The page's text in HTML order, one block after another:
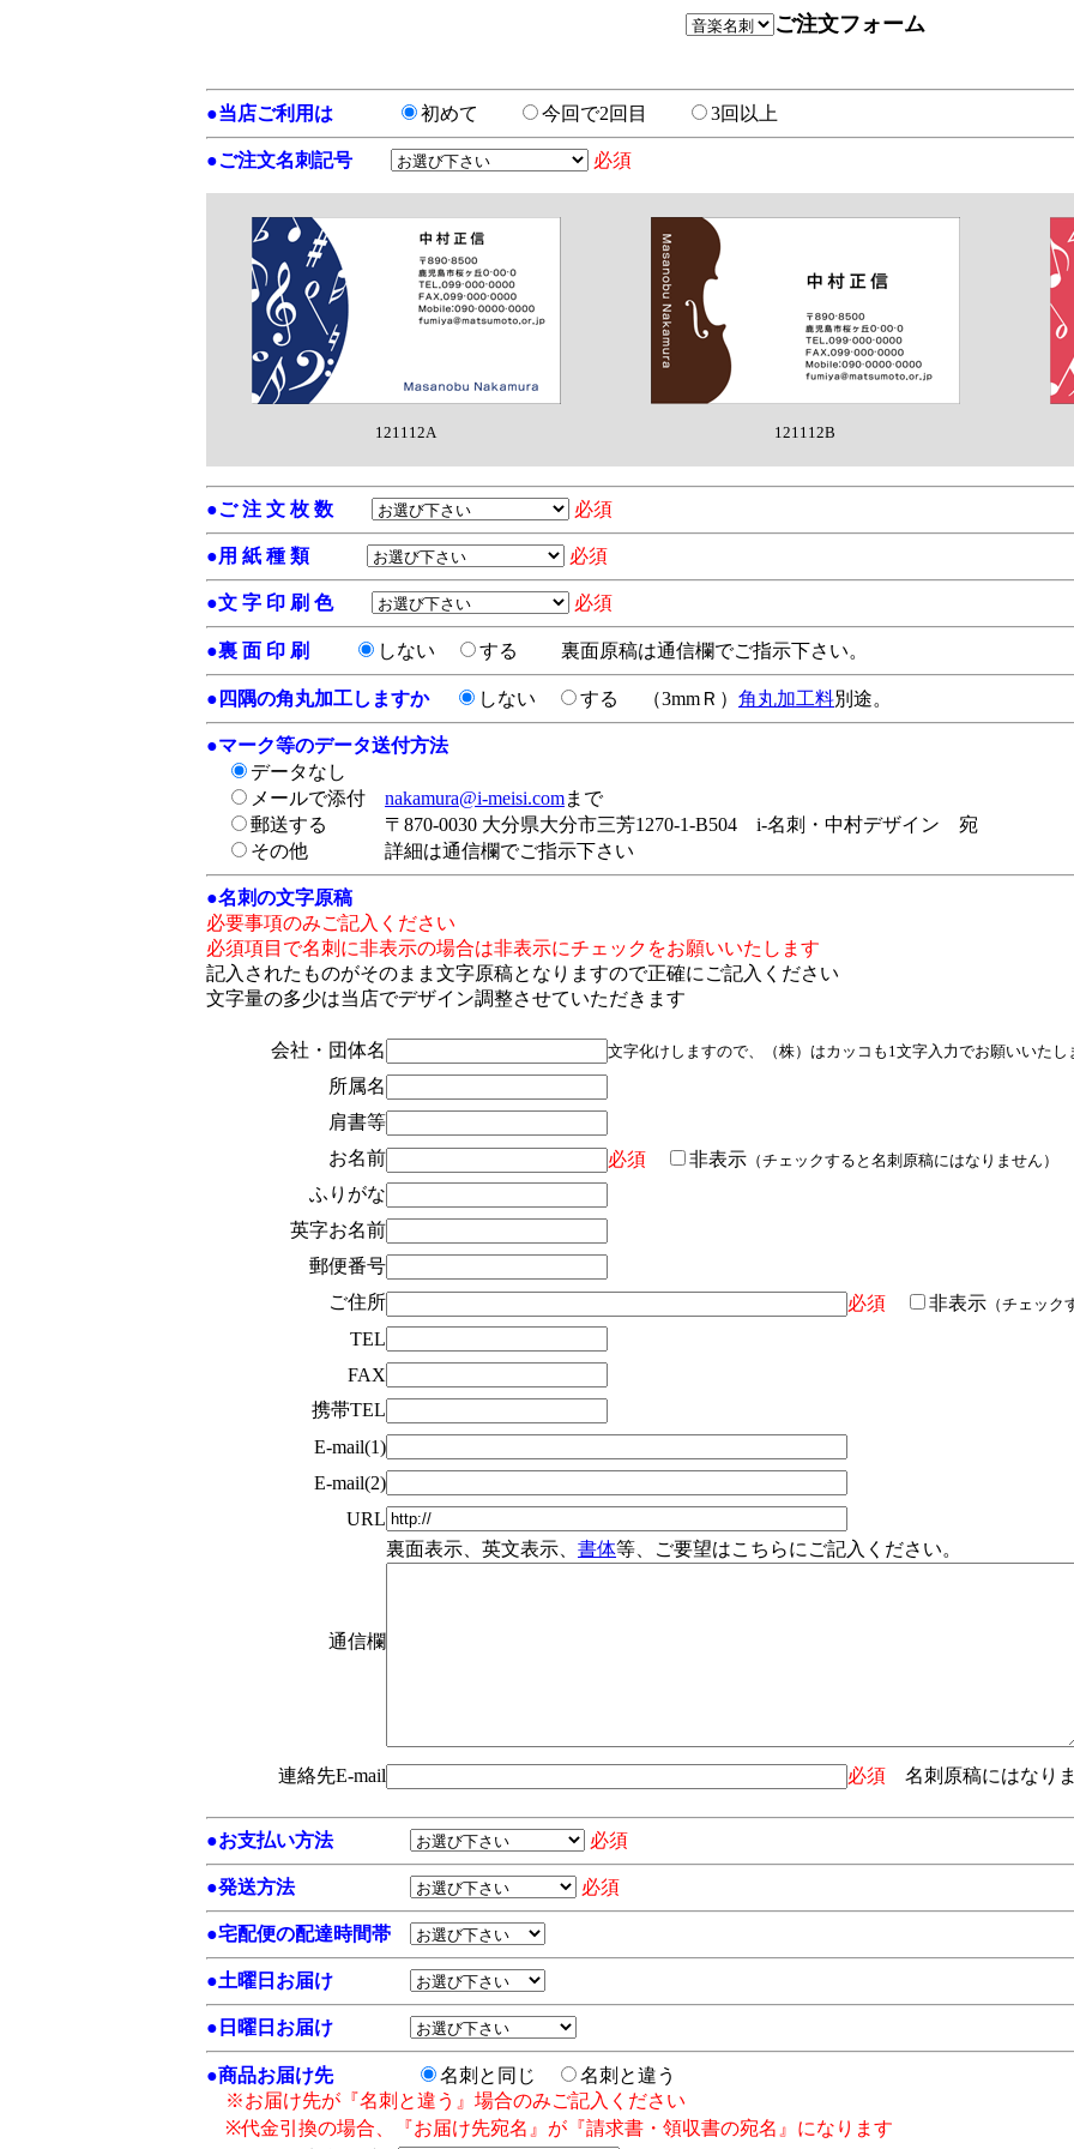
ご注文フォーム
●当店ご利用は 初めて 今回で2回目 3回以上
●ご注文名刺記号 必須
121112A 121112B
●ご 注 文 枚 数 必須
●用 紙 種 類 必須
●文 字 印 刷 色 必須
●裏 面 印 刷 しない する 裏面原稿は通信欄でご指示下さい。
● 四隅の角丸加工しますか しない する （3mmＲ） 角丸加工料別途。
●マーク等のデータ送付方法
データなし
メールで添付 nakamura@i-meisi.comまで
郵送する 〒870-0030 大分県大分市三芳1270-1-B504 i-名刺・中村デザイン 宛
その他 詳細は通信欄でご指示下さい
●名刺の文字原稿
必要事項のみご記入ください
必須項目で名刺に非表示の場合は非表示にチェックをお願いいたします
記入されたものがそのまま文字原稿となりますので正確にご記入ください
文字量の多少は当店でデザイン調整させていただきます
会社・団体名 文字化けしますので、（株）はカッコも1文字入力でお願いいたし
所属名
肩書等
お名前
必須 非表示 （チェックすると名刺原稿にはなりません）
ふりがな
英字お名前
郵便番号
ご住所
必須 非表示 （チェッ
TEL
FAX
携帯TEL
E-mail(1)
E-mail(2)
URL
通信欄
裏面表示、英文表示、 書体等、ご要望はこちらにご記入ください。
連絡先E-mail 必須 名刺原稿にはなり
●お支払い方法 必須
●発送方法 必須
●宅配便の配達時間帯
●土曜日お届け
● 日曜日お届け
●商品お届け先 名刺と同じ
名刺と違う
※お届け先が『名刺と違う』場合のみご記入ください
※代金引換の場合、『お届け先宛名』が『請求書・領収書の宛名』になります